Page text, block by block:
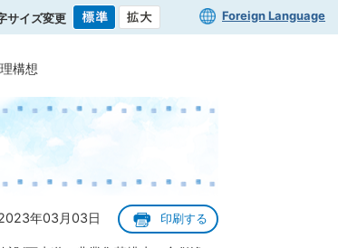
サイズ変更 Foreign Language
構想
年03月03日 印刷する